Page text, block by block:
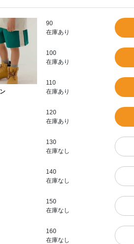
90
在庫あり
100
在庫あり
110
在庫あり
120
在庫あり
130
在庫なし
140
在庫なし
150
在庫なし
160
在庫なし